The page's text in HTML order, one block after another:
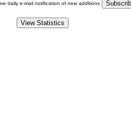
daily e-mail notification of new additions